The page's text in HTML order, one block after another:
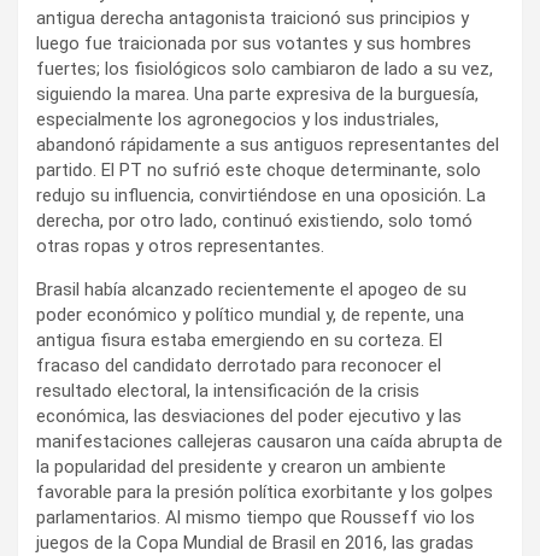
antigua derecha antagonista traicionó sus principios y
luego fue traicionada por sus votantes y sus hombres
fuertes; los fisiológicos solo cambiaron de lado a su vez,
siguiendo la marea. Una parte expresiva de la burguesía,
especialmente los agronegocios y los industriales,
abandonó rápidamente a sus antiguos representantes del
partido. El PT no sufrió este choque determinante, solo
redujo su influencia, convirtiéndose en una oposición. La
derecha, por otro lado, continuó existiendo, solo tomó
otras ropas y otros representantes.
Brasil había alcanzado recientemente el apogeo de su
poder económico y político mundial y, de repente, una
antigua fisura estaba emergiendo en su corteza. El
fracaso del candidato derrotado para reconocer el
resultado electoral, la intensificación de la crisis
económica, las desviaciones del poder ejecutivo y las
manifestaciones callejeras causaron una caída abrupta de
la popularidad del presidente y crearon un ambiente
favorable para la presión política exorbitante y los golpes
parlamentarios. Al mismo tiempo que Rousseff vio los
juegos de la Copa Mundial de Brasil en 2016, las gradas